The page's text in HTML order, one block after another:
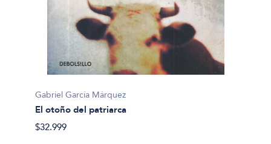
Gabriel García Márquez
El otoño del patriarca
$32.999